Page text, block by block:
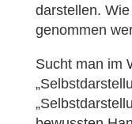
darstellen.
genommen
Sucht man im